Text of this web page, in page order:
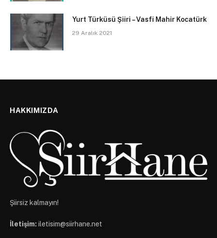
Yurt Türküsü Şiiri – Vasfi Mahir Kocatürk
29 Aralık 2021
HAKKIMIZDA
Şiirsiz kalmayın!
İletişim: iletisim@siirhane.net